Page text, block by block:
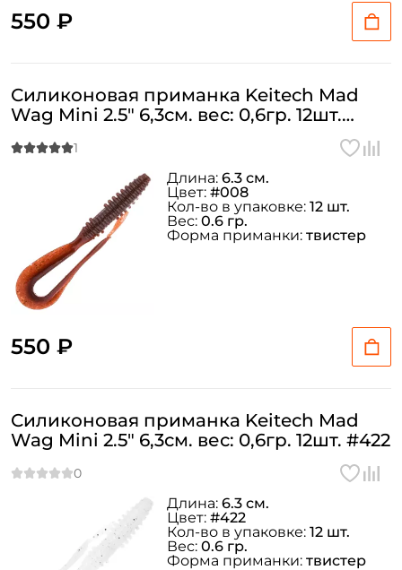
550 ₽
Силиконовая приманка Keitech Mad
Wag Mini 2.5" 6,3см. вес: 0,6гр. 12шт.
550 ₽
Длина: 6.3 см.
Цвет: #008
Кол-во в упаковке: 12 шт.
Вес: 0.6 гр.
Форма приманки: твистер
Силиконовая приманка Keitech Mad
Wag Mini 2.5" 6,3см. вес: 0,6гр. 12шт. #422
Длина: 6.3 см.
Цвет: #422
Кол-во в упаковке: 12 шт.
Вес: 0.6 гр.
Форма приманки: твистер